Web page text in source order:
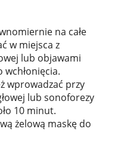
na całe
w miejsca z
lub objawami
wchłonięcia.
wprowadzać przy
lub sonoforezy
10 minut.
żelową maskę do